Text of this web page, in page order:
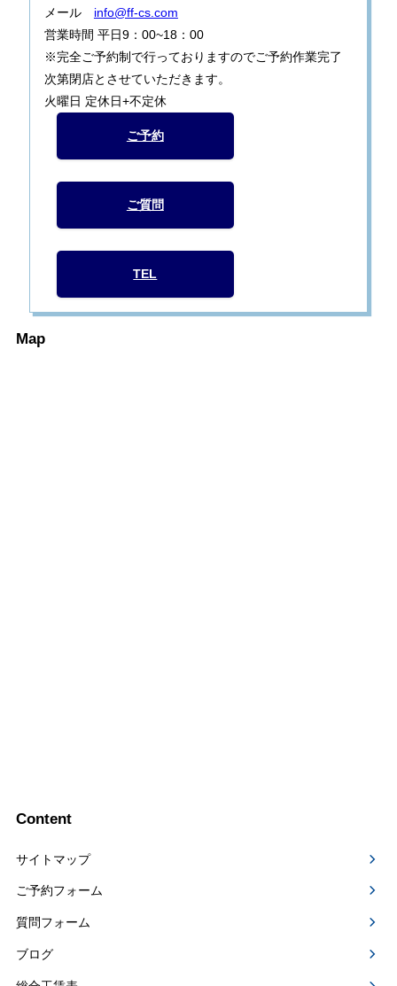
メール info@ff-cs.com
営業時間 平日9：00~18：00
※完全ご予約制で行っておりますのでご予約作業完了
次第閉店とさせていただきます。
火曜日 定休日+不定休
ご予約
ご質問
TEL
Map
Content
サイトマップ
ご予約フォーム
質問フォーム
ブログ